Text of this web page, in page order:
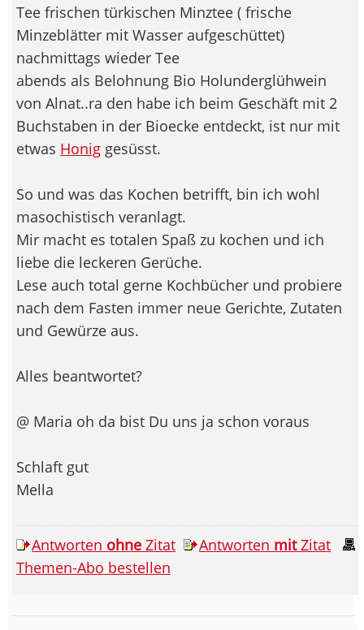
Tee frischen türkischen Minztee ( frische
Minzeblätter mit Wasser aufgeschüttet)
nachmittags wieder Tee
abends als Belohnung Bio Holunderglühwein
von Alnat..ra den habe ich beim Geschäft mit 2
Buchstaben in der Bioecke entdeckt, ist nur mit
etwas Honig gesüsst.
So und was das Kochen betrifft, bin ich wohl
masochistisch veranlagt.
Mir macht es totalen Spaß zu kochen und ich
liebe die leckeren Gerüche.
Lese auch total gerne Kochbücher und probiere
nach dem Fasten immer neue Gerichte, Zutaten
und Gewürze aus.
Alles beantwortet?
@ Maria oh da bist Du uns ja schon voraus
Schlaft gut
Mella
Antworten ohne Zitat Antworten mitZitat
Themen-Abo bestellen